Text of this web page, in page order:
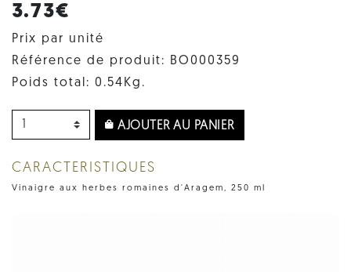
3.73€
Prix par unité
Référence de produit: BO000359
Poids total: 0.54Kg.
AJOUTER AU PANIER
CARACTERISTIQUES
Vinaigre aux herbes romaines d'Aragem, 250 ml